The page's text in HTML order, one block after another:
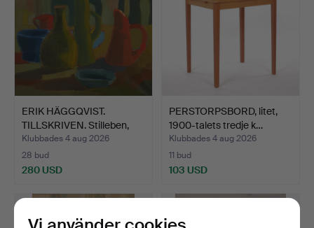
ERIK HÄGGQVIST.
TILLSKRIVEN. Stilleben,
ol…
Klubbades 4 aug 2026
28 bud
280 USD
PERSTORPSBORD, litet,
1900-talets tredje k…
Klubbades 4 aug 2026
11 bud
103 USD